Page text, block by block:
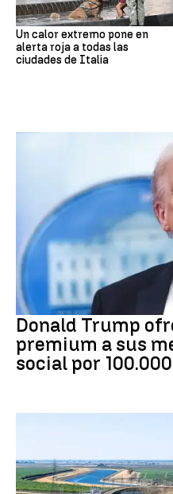
Un calor extremo pone en
alerta roja a todas las
ciudades de Italia
DONALD TRUMP
Donald Trump
premium a sus
social por